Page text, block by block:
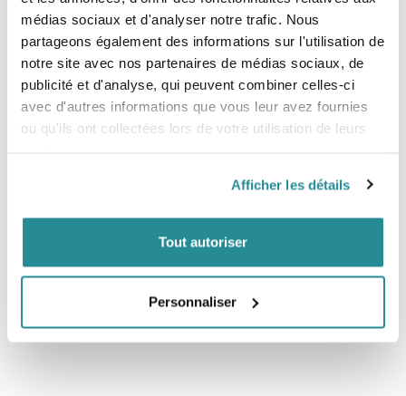
médias sociaux et d'analyser notre trafic. Nous
partageons également des informations sur l'utilisation de
notre site avec nos partenaires de médias sociaux, de
publicité et d'analyse, qui peuvent combiner celles-ci
avec d'autres informations que vous leur avez fournies
ou qu'ils ont collectées lors de votre utilisation de leurs
Afficher les détails
Tout autoriser
Personnaliser
Certified™, ce qui signifie que les ouvriers qui l’ont
confectionné ont reçu une prime pour leur travail
- Pays d’origine :Fabriqué au Sri Lanka.
- Poids :
Tailles
- S
- M